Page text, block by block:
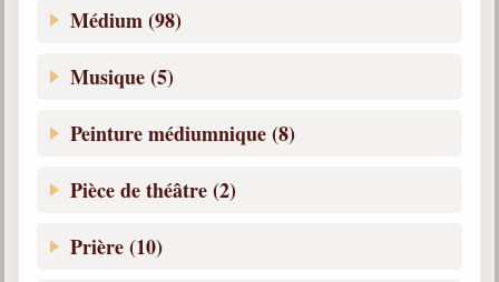
Médium (98)
Musique (5)
Peinture médiumnique (8)
Pièce de théâtre (2)
Prière (10)